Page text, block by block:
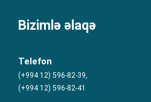
Bizimlə əlaqə
Telefon
(+994 12) 596-82-39,
(+994 12) 596-82-41